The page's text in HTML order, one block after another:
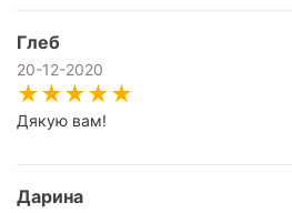
Глеб
20-12-2020
Дякую вам!
Дарина